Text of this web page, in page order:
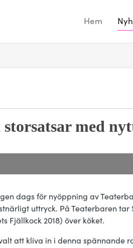
Hem
med
dags för nyöppning av
uttryck. På Teaterbaren tar
Fjällkock 2018) över köket.
att kliva in i denna spännande